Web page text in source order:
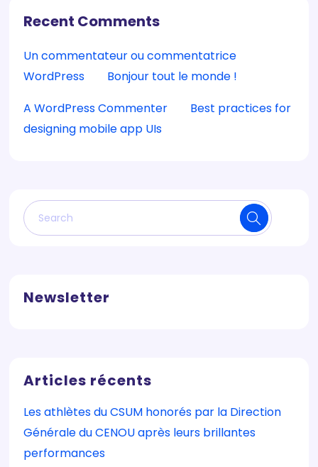
Recent Comments
Un commentateur ou commentatrice
WordPress
Bonjour tout le monde !
A WordPress Commenter
Best practices for
designing mobile app UIs
Newsletter
Articles récents
Les athlètes du CSUM honorés par la Direction
Générale du CENOU après leurs brillantes
performances